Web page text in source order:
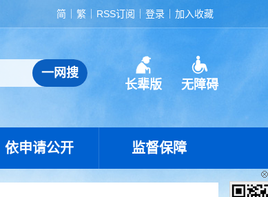
简 繁 RSS订阅 登录 加入收藏
长辈版 无障碍
依申请公开 监督保障